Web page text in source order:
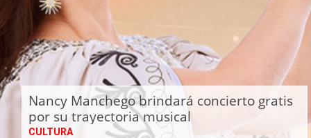
Nancy Manchego brindará concierto gratis
por su trayectoria musical
CULTURA